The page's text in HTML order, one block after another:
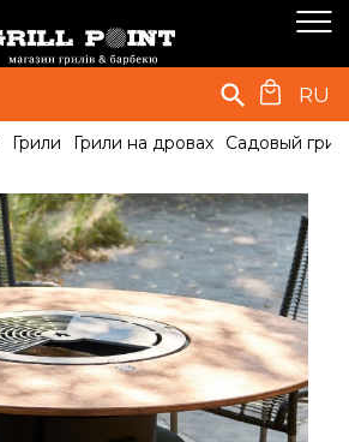
RU
Грили Грили на дровах Садовый